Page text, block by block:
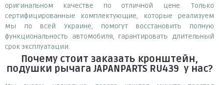
оригинальном качестве по отличной цене. Только
сертифицированные комплектующие, которые реализуем
мы по всей Украине, помогут восстановить полную
функциональность автомобиля, гарантировать длительный
срок эксплуатации.
Почему стоит заказать кронштейн,
подушки рычага JAPANPARTS RU439 у нас?